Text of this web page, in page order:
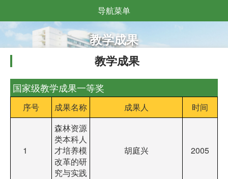
导航菜单
教学成果
教学成果
国家级教学成果一等奖
序号 成果名称 成果人 时间
1
森林资源
类本科人
才培养模
改革的研
究与实践
胡庭兴 2005